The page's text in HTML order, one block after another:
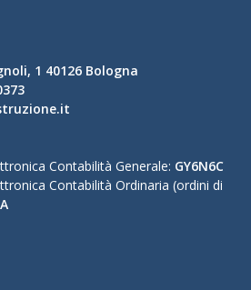
1 40126 Bologna
Contabilità Generale: GY6N6C
Contabilità Ordinaria (ordini di